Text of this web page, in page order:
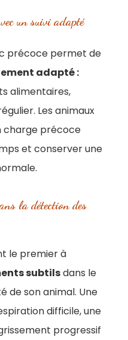
un suivi adapté
précoce permet de
adapté :
alimentaires,
Les animaux
charge précoce
et conserver une
la détection des
le premier à
subtilsdans le
de son animal. Une
difficile, une
progressif